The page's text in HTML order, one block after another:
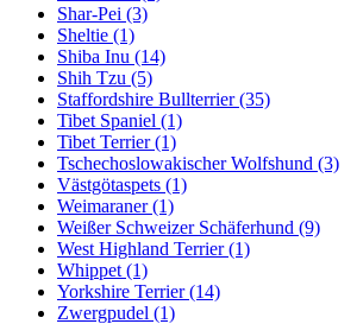
Shar-Pei (3)
Sheltie (1)
Shiba Inu (14)
Shih Tzu (5)
Staffordshire Bullterrier(35)
Tibet Spaniel (1)
Tibet Terrier(1)
Tschechoslowakischer Wolfshund (3)
Västgötaspets (1)
Weimaraner(1)
Weißer Schweizer Schäferhund (9)
West Highland Terrier(1)
Whippet (1)
Yorkshire Terrier(14)
Zwergpudel (1)